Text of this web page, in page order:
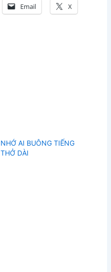
Email X
NHỚ AI BUÔNG TIẾNG
THỞ DÀI